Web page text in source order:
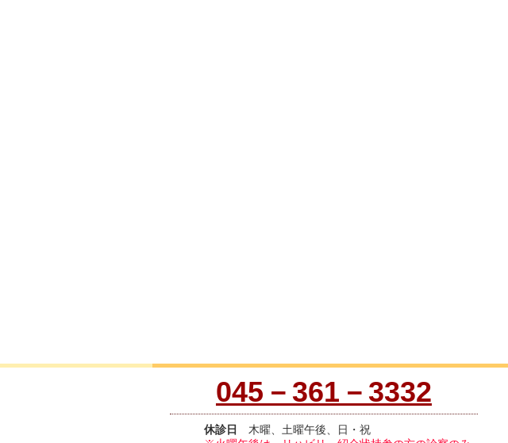
045－361－3332
休診日
木曜、土曜午後、日・祝